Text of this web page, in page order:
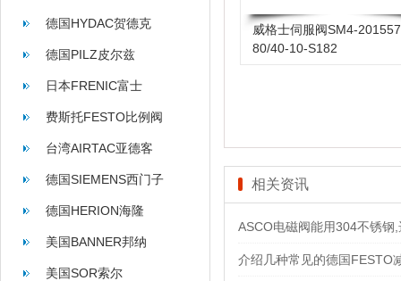
德国HYDAC贺德克
德国PILZ皮尔兹
日本FRENIC富士
费斯托FESTO比例阀
台湾AIRTAC亚德客
德国SIEMENS西门子
德国HERION海隆
美国BANNER邦纳
美国SOR索尔
威格士伺服阀SM4-
80/40-10-S182
相关资讯
ASCO电磁阀能用304不锈钢
介绍几种常见的德国FESTO